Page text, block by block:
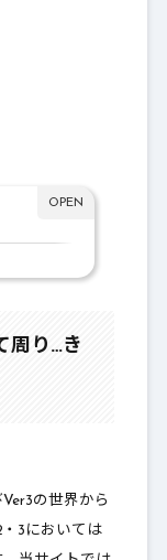
ミス
うじゅ
周り…き
の世界から
3においては